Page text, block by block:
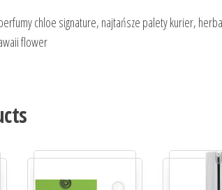
chloe signature, najtańsze palety kurier,
flower